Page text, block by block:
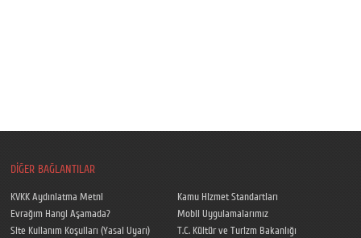
DİĞER BAĞLANTILAR
KVKK Aydınlatma Metni
Kamu Hizmet Standartları
Evrağım Hangi Aşamada?
Mobil Uygulamalarımız
Site Kullanım Koşulları (Yasal Uyarı)
T.C. Kültür ve Turizm Bakanlığı